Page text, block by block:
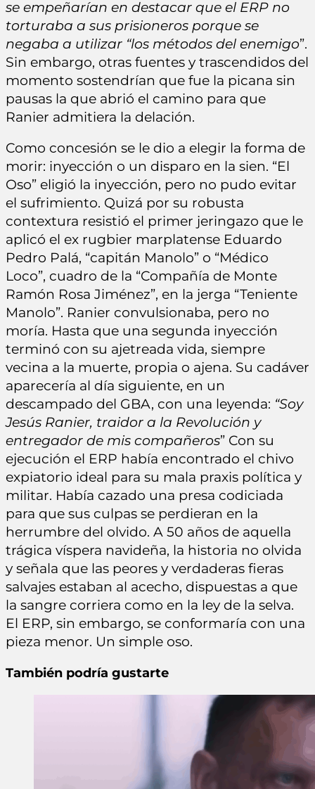
se empeñarían en destacar que el ERP no
torturaba a sus prisioneros porque se
negaba a utilizar “los métodos del enemigo”.
Sin embargo, otras fuentes y trascendidos del
momento sostendrían que fue la picana sin
pausas la que abrió el camino para que
Ranier admitiera la delación.
Como concesión se le dio a elegir la forma de
morir: inyección o un disparo en la sien. “El
Oso” eligió la inyección, pero no pudo evitar
el sufrimiento. Quizá por su robusta
contextura resistió el primer jeringazo que le
aplicó el ex rugbier marplatense Eduardo
Pedro Palá, “capitán Manolo” o “Médico
Loco”, cuadro de la “Compañía de Monte
Ramón Rosa Jiménez”, en la jerga “Teniente
Manolo”. Ranier convulsionaba, pero no
moría. Hasta que una segunda inyección
terminó con su ajetreada vida, siempre
vecina a la muerte, propia o ajena. Su cadáver
aparecería al día siguiente, en un
descampado del GBA, con una leyenda: “Soy
Jesús Ranier, traidor a la Revolución y
entregador de mis compañeros” Con su
ejecución el ERP había encontrado el chivo
expiatorio ideal para su mala praxis política y
militar. Había cazado una presa codiciada
para que sus culpas se perdieran en la
herrumbre del olvido. A 50 años de aquella
trágica víspera navideña, la historia no olvida
y señala que las peores y verdaderas fieras
salvajes estaban al acecho, dispuestas a que
la sangre corriera como en la ley de la selva.
El ERP, sin embargo, se conformaría con una
pieza menor. Un simple oso.
También podría gustarte